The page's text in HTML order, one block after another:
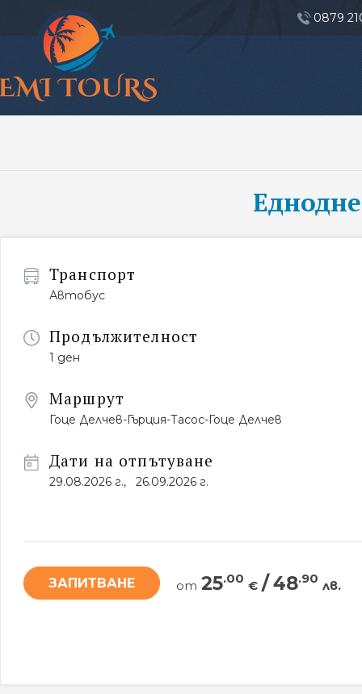
0879
Транспорт
Автобус
Продължителност
1 ден
Маршрут
Гоце Делчев-Гърция-Тасос-Гоце Делчев
Дати на отпътуване
29.08.2026 г., 26.09.2026 г.
ЗАПИТВАНЕ от 25.00 € /48.90 лв.